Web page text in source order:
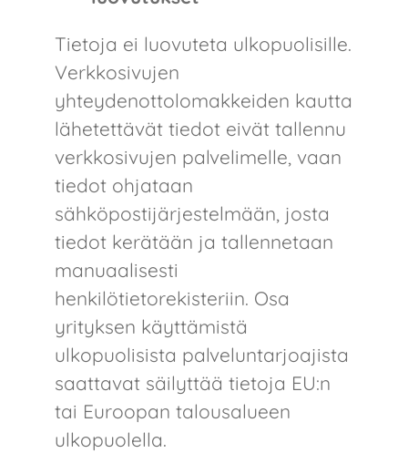
Tietoja ei luovuteta ulkopuolisille​.​
Verkkosivujen
yhteydenottolomakkeiden kautta
lähetettävät tiedot eivät tallennu
verkkosivujen palvelimelle, vaan
tiedot ohjataan
sähköpostijärjestelmään, josta
tiedot kerätään ja tallennetaan
manuaalisesti
henkilötietorekisteriin. Osa
yrityksen käyttämistä
ulkopuolisista palveluntarjoajista
saattavat säilyttää tietoja EU:n
tai Euroopan talousalueen
ulkopuolella.